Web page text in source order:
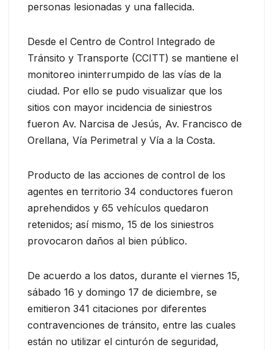
personas lesionadas y una fallecida.
Desde el Centro de Control Integrado de
Tránsito y Transporte (CCITT) se mantiene el
monitoreo ininterrumpido de las vías de la
ciudad. Por ello se pudo visualizar que los
sitios con mayor incidencia de siniestros
fueron Av. Narcisa de Jesús, Av. Francisco de
Orellana, Vía Perimetral y Vía a la Costa.
Producto de las acciones de control de los
agentes en territorio 34 conductores fueron
aprehendidos y 65 vehículos quedaron
retenidos; así mismo, 15 de los siniestros
provocaron daños al bien público.
De acuerdo a los datos, durante el viernes 15,
sábado 16 y domingo 17 de diciembre, se
emitieron 341 citaciones por diferentes
contravenciones de tránsito, entre las cuales
están no utilizar el cinturón de seguridad,